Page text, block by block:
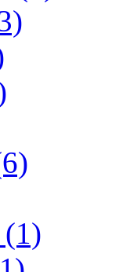
(1)